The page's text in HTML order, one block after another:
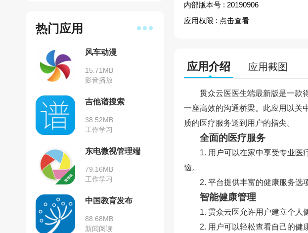
热门应用
风车动漫
15.71MB
影音播放
吉他谱搜索
38.52MB
工作学习
东电微视管理端
79.16MB
工作学习
中国教育发布
88.68MB
新闻阅读
内部版本号 : 20190906
应用权限 : 点击查看
应用介绍 应用截图
贯众云医医生端最新版是一款
一座高效的沟通桥梁。此应用以关
质的医疗服务送到用户的指尖。
全面的医疗服务
1. 用户可以在家中享受专业医
恼。
2. 平台提供丰富的健康服务选
智能健康管理
1. 贯众云医允许用户建立个人
2. 用户可以轻松查看自己的健